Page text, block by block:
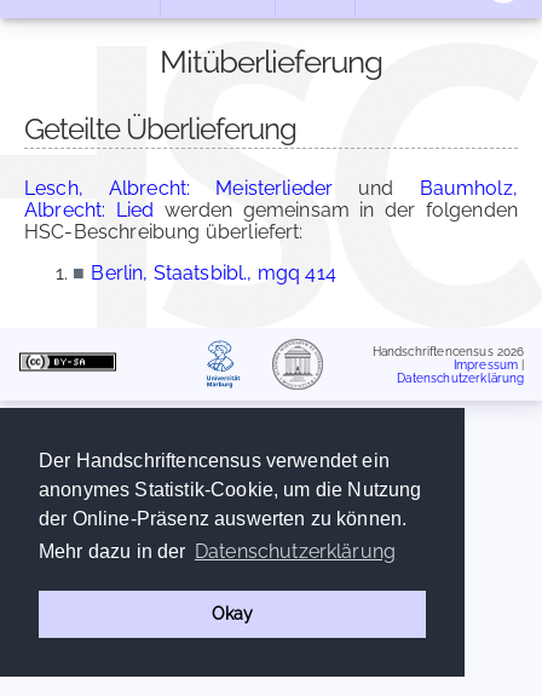
Der Handschriftencensus verwendet ein
anonymes Statistik-Cookie, um die Nutzung
der Online-Präsenz auswerten zu können.
Mehr dazu in der Datenschutzerklärung
Okay
Mitüberlieferung
Geteilte Überlieferung
Lesch, Albrecht: Meisterlieder und Baumholz,
Albrecht: Lied werden gemeinsam in der folgenden
HSC-Beschreibung überliefert:
■ Berlin, Staatsbibl., mgq 414
Handschriftencensus 2026
Impressum
Datenschutzerklärung